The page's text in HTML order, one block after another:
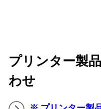
プリンター製
わせ